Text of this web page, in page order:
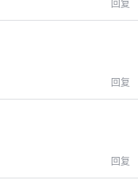
回复
回复
回复